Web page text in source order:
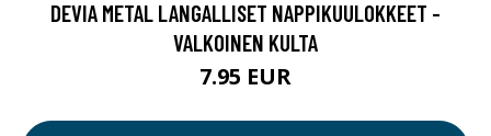
DEVIA METAL LANGALLISET NAPPIKUULOKKEET -
VALKOINEN KULTA
7.95 EUR